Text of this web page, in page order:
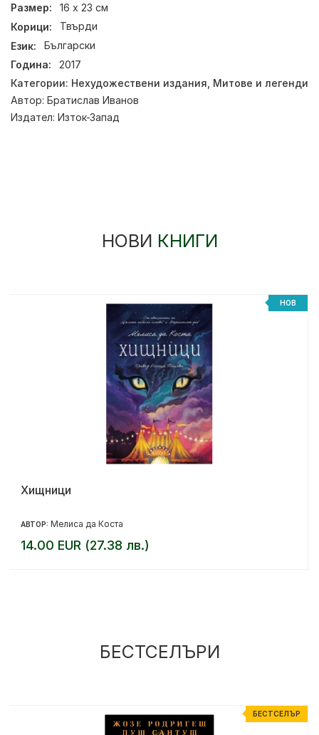
Размер:
16 x 23 см
Корици:
Твърди
Език:
Български
Година:
2017
Категории: Нехудожествени издания Митове и легенди
Автор: Братислав Иванов
Издател: Изток-Запад
НОВИ КНИГИ
НОВ
Хищници
АВТОР: Мелиса да Коста
14.00 EUR (27.38 лв.)
БЕСТСЕЛЪРИ
БЕСТСЕЛЪР